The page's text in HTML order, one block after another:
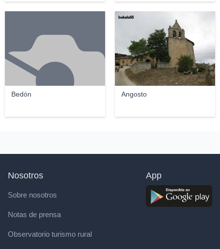
Bedón Angosto
bekele68
Nosotros
Sobre nosotros
Notas de prensa
Observatorio turismo rural
App